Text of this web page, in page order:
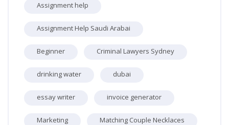
Assignment help
Assignment Help Saudi Arabai
Beginner Criminal Lawyers Sydney
drinking water dubai
essay writer invoice generator
Marketing Matching Couple Necklaces